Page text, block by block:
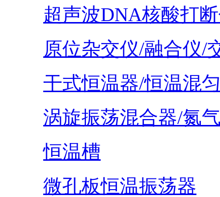
超声波DNA核酸打
原位杂交仪/融合仪/
干式恒温器/恒温混
涡旋振荡混合器/氮
恒温槽
微孔板恒温振荡器